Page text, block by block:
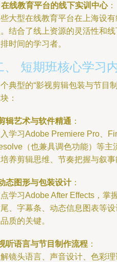
在线教育平台的线下实训中心：
大型在线教育平台在上海设
结合了线上资源的灵活性和
时间的学习者。
、 短期班核心学习
典型的“影视剪辑包装与节目
：
辑艺术与软件精通 ：
学习Adobe Premiere Pro、
（也兼具调色功能）等主
养剪辑思维、节奏把握与叙事
态图形与包装设计：
学习Adobe After Effects，掌
、字幕条、动态信息图表等
质的关键。
听语言与节目制作流程 ：
镜头语言、声音设计、色彩